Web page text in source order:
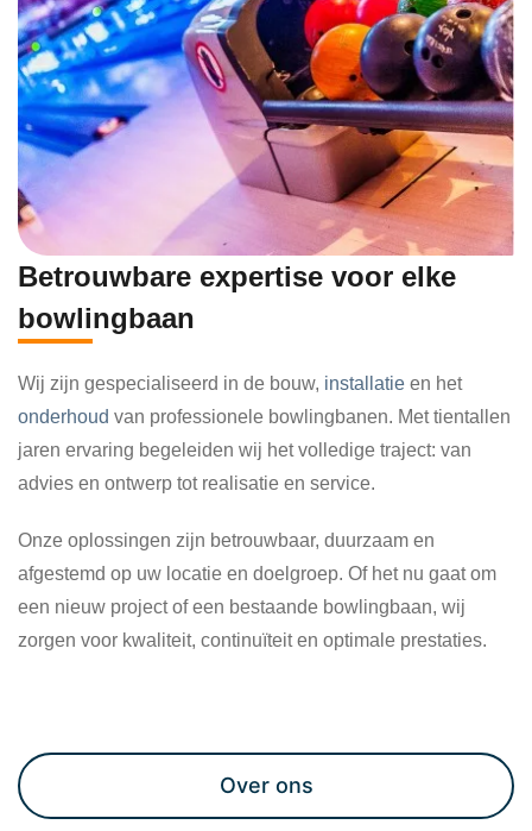
Betrouwbare expertise voor elke
bowlingbaan
Wij zijn gespecialiseerd in de bouw, installatie en het
onderhoud van professionele bowlingbanen. Met tientallen
jaren ervaring begeleiden wij het volledige traject: van
advies en ontwerp tot realisatie en service.
Onze oplossingen zijn betrouwbaar, duurzaam en
afgestemd op uw locatie en doelgroep. Of het nu gaat om
een nieuw project of een bestaande bowlingbaan, wij
zorgen voor kwaliteit, continuïteit en optimale prestaties.
Over ons